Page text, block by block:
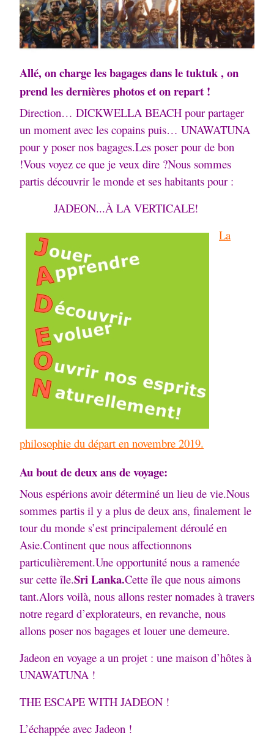
Allé, on charge les bagages dans le tuktuk , on
prend les dernières photos et on repart !
Direction… DICKWELLA BEACH pour partager
un moment avec les copains puis… UNAWATUNA
pour y poser nos bagages.Les poser pour de bon
!Vous voyez ce que je veux dire ?Nous sommes
partis découvrir le monde et ses habitants pour :
JADEON...À LA VERTICALE!
La
philosophie du départ en novembre 2019.
Au bout de deux ans de voyage:
Nous espérions avoir déterminé un lieu de vie.Nous
sommes partis il y a plus de deux ans, finalement le
tour du monde s’est principalement déroulé en
Asie.Continent que nous affectionnons
particulièrement.Une opportunité nous a ramenée
sur cette île.Sri Lanka.Cette île que nous aimons
tant.Alors voilà, nous allons rester nomades à travers
notre regard d’explorateurs, en revanche, nous
allons poser nos bagages et louer une demeure.
Jadeon en voyage a un projet : une maison d’hôtes à
UNAWATUNA !
THE ESCAPE WITH JADEON !
L’échappée avec Jadeon !